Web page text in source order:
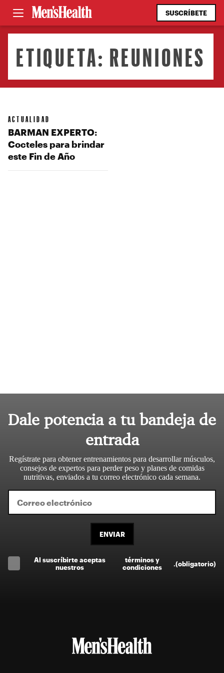
SUSCRÍBETE
ETIQUETA: REUNIONES
ACTUALIDAD
BARMAN EXPERTO:
Cocteles para brindar
este Fin de Año
Dale potencia a tu bandeja de
entrada
Regístrate para obtener entrenamientos para desarrollar músculos,
consejos de expertos para perder peso y planes de comidas
nutritivas, enviados a tu correo electrónico cada semana.
ENVIAR
Al suscríbirte aceptas
nuestros
términos y
condiciones
(obligatorio)